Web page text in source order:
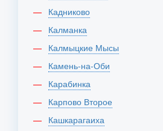
Кадниково
Калманка
Калмыцкие Мысы
Камень-на-Оби
Карабинка
Карпово Второе
Кашкарагаиха